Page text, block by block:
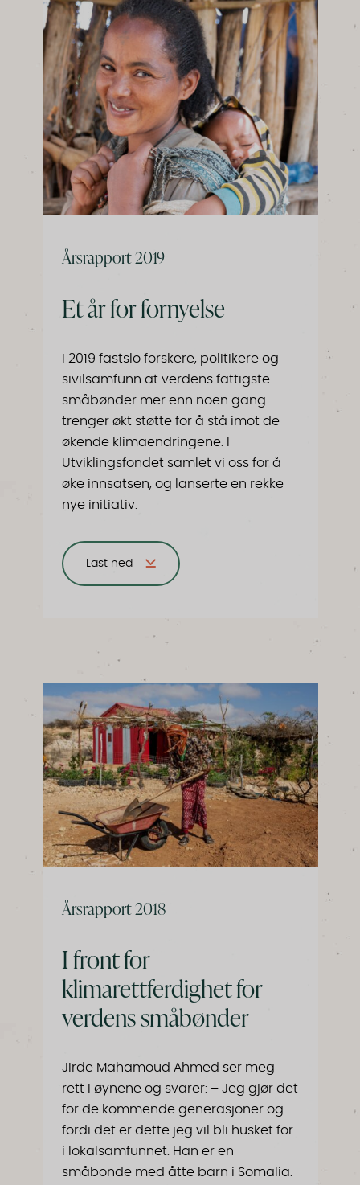
Årsrapport 2019
Et år for fornyelse
I 2019 fastslo forskere, politikere og
sivilsamfunn at verdens fattigste
småbønder mer enn noen gang
trenger økt støtte for å stå imot de
økende klimaendringene. I
Utviklingsfondet samlet vi oss for å
øke innsatsen, og lanserte en rekke
nye initiativ.
Last ned
Årsrapport 2018
I front for
klimarettferdighet for
verdens småbønder
Jirde Mahamoud Ahmed ser meg
rett i øynene og svarer: – Jeg gjør det
for de kommende generasjoner og
fordi det er dette jeg vil bli husket for
i lokalsamfunnet. Han er en
småbonde med åtte barn i Somalia.